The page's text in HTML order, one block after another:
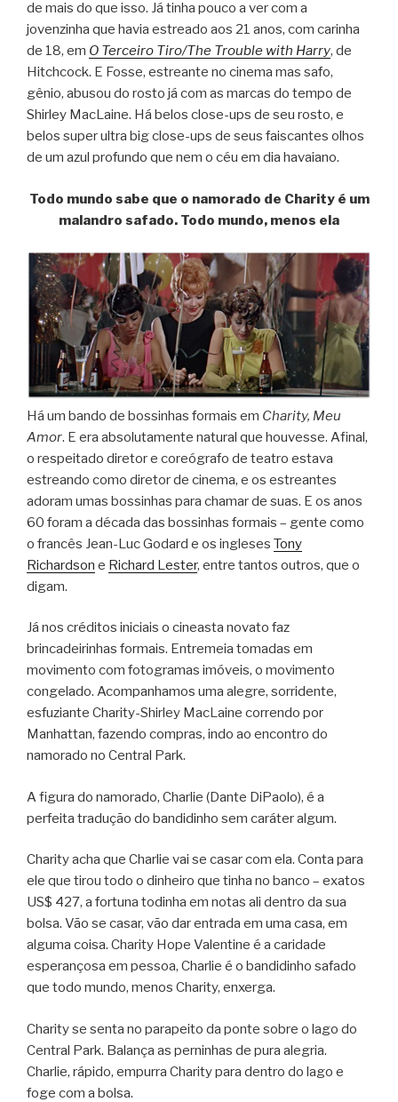
de mais do que isso. Já tinha pouco a ver com a
jovenzinha que havia estreado aos 21 anos, com carinha
de 18, em O Terceiro Tiro/The Trouble with Harry, de
Hitchcock. E Fosse, estreante no cinema mas safo,
gênio, abusou do rosto já com as marcas do tempo de
Shirley MacLaine. Há belos close-ups de seu rosto, e
belos super ultra big close-ups de seus faiscantes olhos
de um azul profundo que nem o céu em dia havaiano.
Todo mundo sabe que o namorado de Charity é um
malandro safado. Todo mundo, menos ela
Há um bando de bossinhas formais em Charity, Meu
Amor. E era absolutamente natural que houvesse. Afinal,
o respeitado diretor e coreógrafo de teatro estava
estreando como diretor de cinema, e os estreantes
adoram umas bossinhas para chamar de suas. E os anos
60 foram a década das bossinhas formais – gente como
o francês Jean-Luc Godard e os ingleses Tony
Richardson e Richard Lester, entre tantos outros, que o
digam.
Já nos créditos iniciais o cineasta novato faz
brincadeirinhas formais. Entremeia tomadas em
movimento com fotogramas imóveis, o movimento
congelado. Acompanhamos uma alegre, sorridente,
esfuziante Charity-Shirley MacLaine correndo por
Manhattan, fazendo compras, indo ao encontro do
namorado no Central Park.
A figura do namorado, Charlie (Dante DiPaolo), é a
perfeita tradução do bandidinho sem caráter algum.
Charity acha que Charlie vai se casar com ela. Conta para
ele que tirou todo o dinheiro que tinha no banco – exatos
US$ 427, a fortuna todinha em notas ali dentro da sua
bolsa. Vão se casar, vão dar entrada em uma casa, em
alguma coisa. Charity Hope Valentine é a caridade
esperançosa em pessoa, Charlie é o bandidinho safado
que todo mundo, menos Charity, enxerga.
Charity se senta no parapeito da ponte sobre o lago do
Central Park. Balança as perninhas de pura alegria.
Charlie, rápido, empurra Charity para dentro do lago e
foge com a bolsa.